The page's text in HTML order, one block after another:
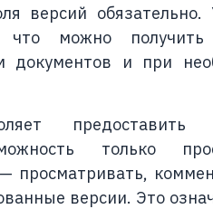
версий обязательно.
что можно
документов и при
предоставить
только
просматривать,
версии. Это